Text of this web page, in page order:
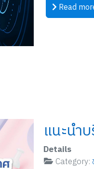
Read
แนะนำ
Details
Category: